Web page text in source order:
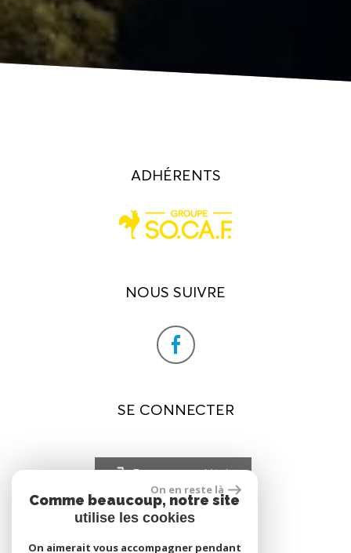
NOUS SUIVRE
ADHÉRENTS
SE CONNECTER
Espace propriétaire
On en reste là
Comme beaucoup, notre site
utilise les cookies
On aimerait vous accompagner pendant